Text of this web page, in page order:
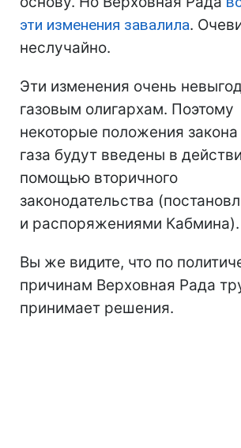
эти изменения завалила.
неслучайно.
Эти изменения очень
газовым олигархам. Поэтому
некоторые положения
газа будут введены в
помощью вторичного
законодательства
и распоряжениями Кабмина).
Вы же видите, что по
причинам Верховная Рада
принимает решения.